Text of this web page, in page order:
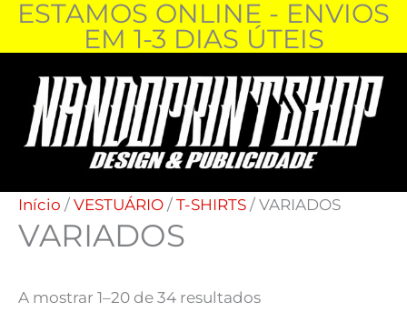
SkipESTAMOS ONLINE - ENVIOS
EM 1-3 DIAS ÚTEIS
Início / VESTUÁRIO / T-SHIRTS / VARIADOS
VARIADOS
A mostrar 1–20 de 34 resultados